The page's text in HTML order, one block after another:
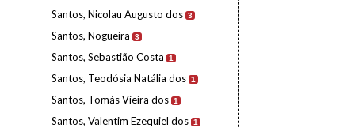
Santos, Nicolau Augusto dos 3
Santos, Nogueira 3
Santos, Sebastião Costa 1
Santos, Teodósia Natália dos 1
Santos, Tomás Vieira dos 1
Santos, Valentim Ezequiel dos 1